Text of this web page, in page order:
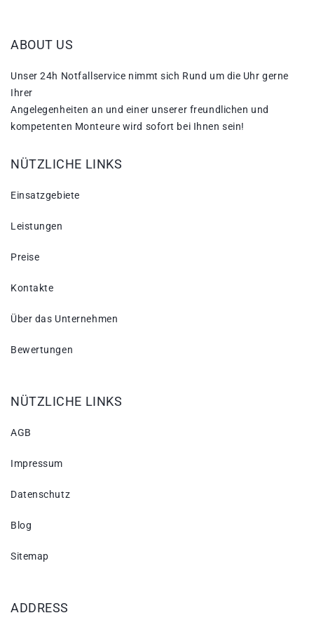
ABOUT US
Unser 24h Notfallservice nimmt sich Rund um die Uhr gerne
Ihrer
Angelegenheiten an und einer unserer freundlichen und
kompetenten Monteure wird sofort bei Ihnen sein!
NÜTZLICHE LINKS
Einsatzgebiete
Leistungen
Preise
Kontakte
Über das Unternehmen
Bewertungen
NÜTZLICHE LINKS
AGB
Impressum
Datenschutz
Blog
Sitemap
ADDRESS